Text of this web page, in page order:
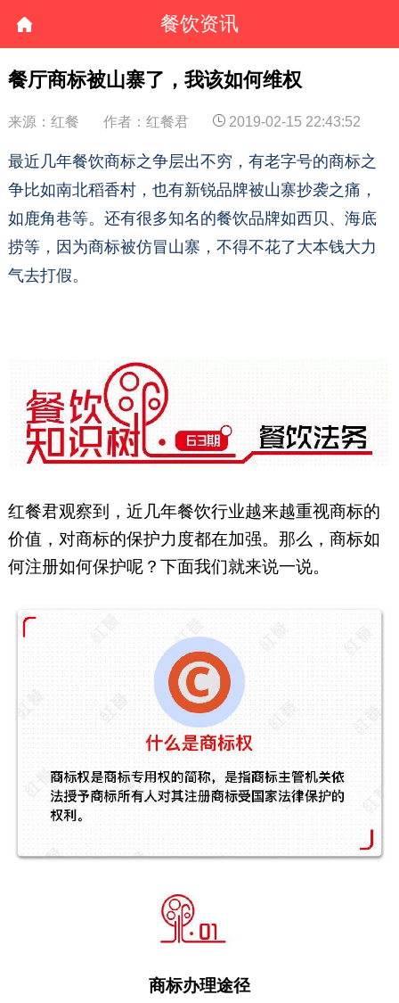
餐饮资讯
餐厅商标被山寨了，我该如何维权
来源：红餐 作者：红餐君 2019-02-15 22:43:52
最近几年餐饮商标之争层出不穷，有老字号的商标之
争比如南北稻香村，也有新锐品牌被山寨抄袭之痛，
如鹿角巷等。还有很多知名的餐饮品牌如西贝、海底
捞等，因为商标被仿冒山寨，不得不花了大本钱大力
气去打假。
红餐君观察到，近几年餐饮行业越来越重视商标的
价值，对商标的保护力度都在加强。那么，商标如
何注册如何保护呢？下面我们就来说一说。
商标办理途径